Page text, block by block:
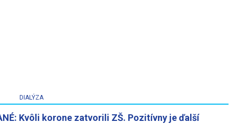
DIALÝZA
Kvôli korone zatvorili ZŠ. Pozitívny je ďalší